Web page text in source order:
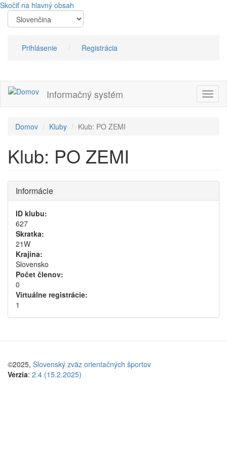
Skočiť na hlavný obsah
Prihlásenie Registrácia
Informačný systém
Domov Kluby Klub: PO ZEMI
Klub: PO ZEMI
Informácie
ID klubu:
627
Skratka:
21W
Krajina:
Slovensko
Počet členov:
0
Virtuálne registrácie:
1
©2025, Slovenský zväz orientačných športov
Verzia: 2.4 (15.2.2025)